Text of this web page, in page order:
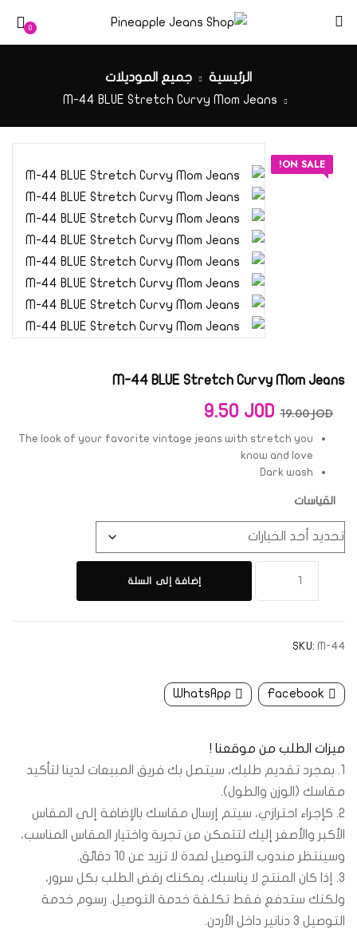
0
الرئيسية
جميع الموديلات
M-44 BLUE Stretch Curvy Mom Jeans
ON SALE!
M-44 BLUE Stretch Curvy Mom Jeans
19.00JOD
9.50 JOD
The look of your favorite vintage jeans with stretch you
know and love
Dark wash
القياسات
إضافة إلى السلة
SKU: M-44
Facebook
WhatsApp
ميزات الطلب من موقعنا !
1. بمجرد تقديم طلبك، سيتصل بك فريق المبيعات لدينا لتأكيد
مقاسك (الوزن والطول).
2. كإجراء احترازي، سيتم إرسال مقاسك بالإضافة إلى المقاس
الأكبر والأصغر إليك لتتمكن من تجربة واختيار المقاس المناسب،
وسينتظر مندوب التوصيل لمدة لا تزيد عن 10 دقائق.
3. إذا كان المنتج لا يناسبك، يمكنك رفض الطلب بكل سرور،
ولكنك ستدفع فقط تكلفة خدمة التوصيل. رسوم خدمة
التوصيل 3 دنانير داخل الأردن.